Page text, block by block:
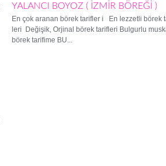
YALANCI BOYOZ ( İZMİR BÖREĞİ )
En çok aranan börek tarifler i En lezzetli börek
leri Değişik, Orjinal börek tarifleri Bulgurlu
börek tarifime BU...